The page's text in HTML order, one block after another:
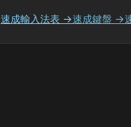
速成輸入法表 →速成鍵盤 →